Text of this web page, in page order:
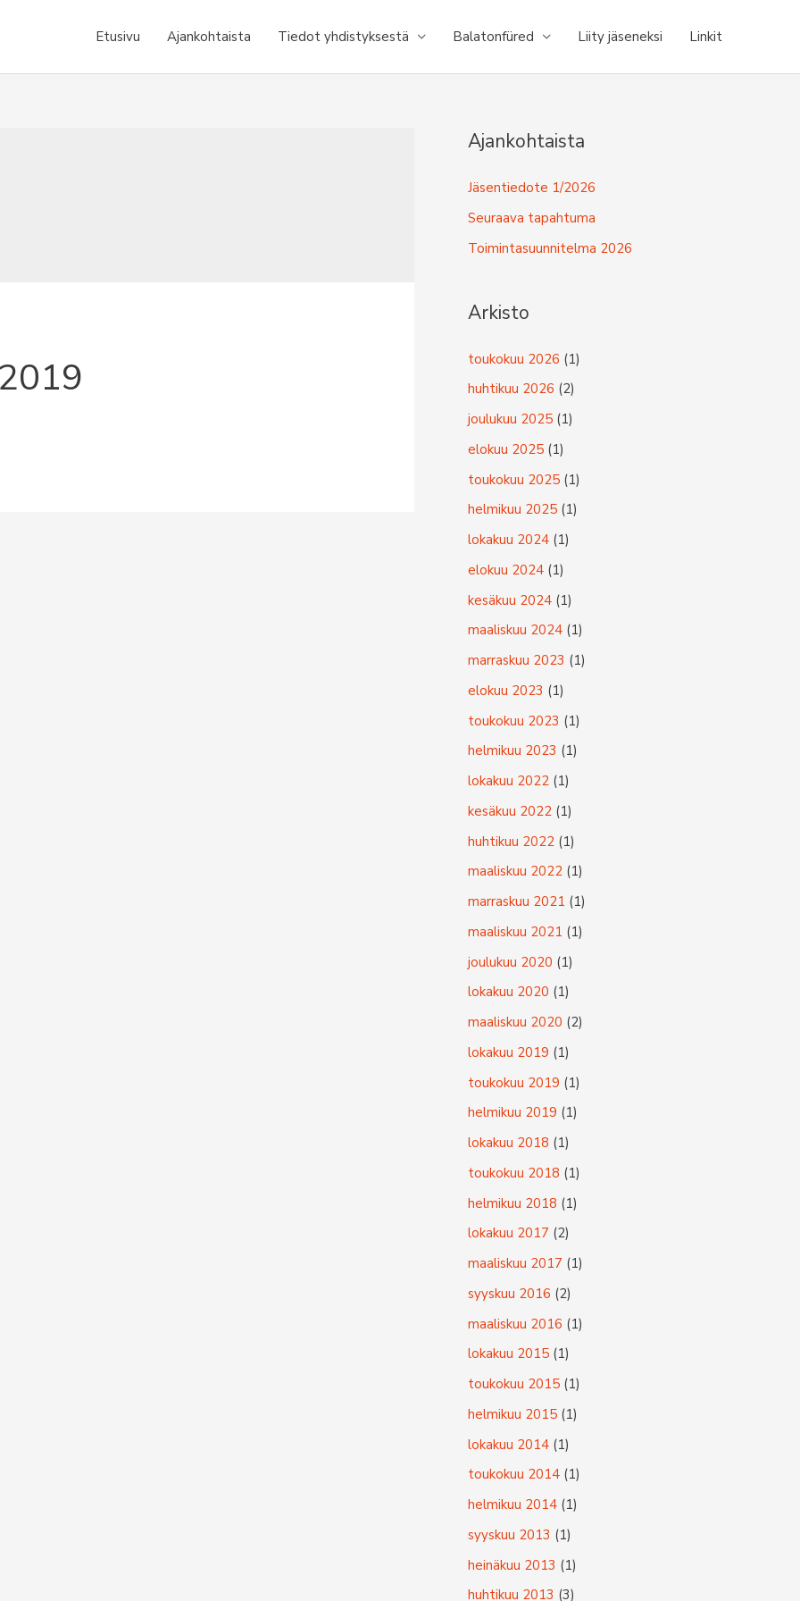
Etusivu Ajankohtaista Tiedot yhdistyksestä Balatonfüred Liity jäseneksi Linkit
Ajankohtaista
Jäsentiedote 1/2026
Seuraava tapahtuma
Toimintasuunnitelma 2026
Arkisto
toukokuu 2026 (1)
huhtikuu 2026 (2)
joulukuu 2025 (1)
elokuu 2025 (1)
toukokuu 2025 (1)
helmikuu 2025 (1)
lokakuu 2024 (1)
elokuu 2024 (1)
kesäkuu 2024 (1)
maaliskuu 2024 (1)
marraskuu 2023 (1)
elokuu 2023 (1)
toukokuu 2023 (1)
helmikuu 2023 (1)
lokakuu 2022 (1)
kesäkuu 2022 (1)
huhtikuu 2022 (1)
maaliskuu 2022 (1)
marraskuu 2021 (1)
maaliskuu 2021 (1)
joulukuu 2020 (1)
lokakuu 2020 (1)
maaliskuu 2020 (2)
lokakuu 2019 (1)
toukokuu 2019 (1)
helmikuu 2019 (1)
lokakuu 2018 (1)
toukokuu 2018 (1)
helmikuu 2018 (1)
lokakuu 2017 (2)
maaliskuu 2017 (1)
syyskuu 2016 (2)
maaliskuu 2016 (1)
lokakuu 2015 (1)
toukokuu 2015 (1)
helmikuu 2015 (1)
lokakuu 2014 (1)
toukokuu 2014 (1)
helmikuu 2014 (1)
syyskuu 2013 (1)
heinäkuu 2013 (1)
huhtikuu 2013 (3)